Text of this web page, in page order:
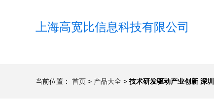
上海高宽比信息科技有限公司
当前位置： 首页 > 产品大全 > 技术研发驱动产业创新 深